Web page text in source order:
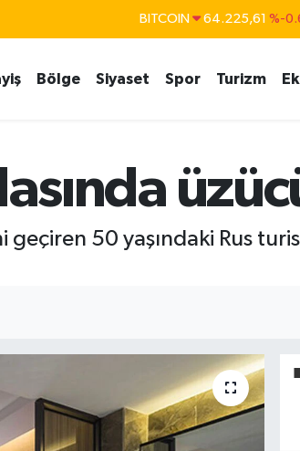
EURO 55,0317 %-
BİST100 13.799
Bölge Siyaset Spor Turizm
50 yaşındaki Rus